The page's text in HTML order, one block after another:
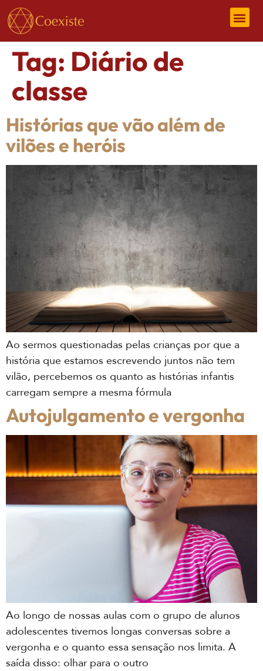
Tag: Diário de
classe
Histórias que vão além de
vilões e heróis
Ao sermos questionadas pelas crianças por que a
história que estamos escrevendo juntos não tem
vilão, percebemos os quanto as histórias infantis
carregam sempre a mesma fórmula
Autojulgamento e vergonha
Ao longo de nossas aulas com o grupo de alunos
adolescentes tivemos longas conversas sobre a
vergonha e o quanto essa sensação nos limita. A
saída disso: olhar para o outro